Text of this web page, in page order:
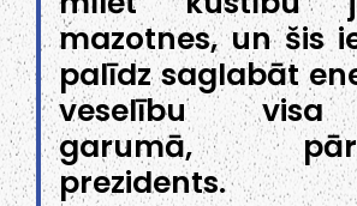
mazotnes, un šis
palīdz saglabāt
veselību
garumā,
prezidents.